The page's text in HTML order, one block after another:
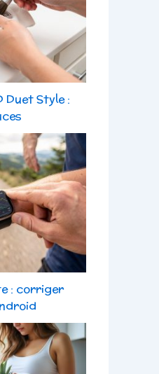
Duet Style :
: corriger